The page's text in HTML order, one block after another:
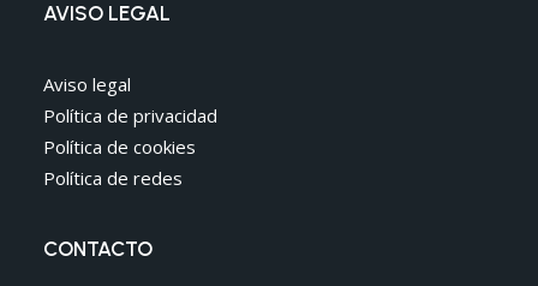
AVISO LEGAL
Aviso legal
Política de privacidad
Política de cookies
Política de redes
CONTACTO